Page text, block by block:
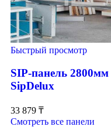
Быстрый просмотр
SIP-панель
SipDelux
33 879 ₸
Смотреть все панели